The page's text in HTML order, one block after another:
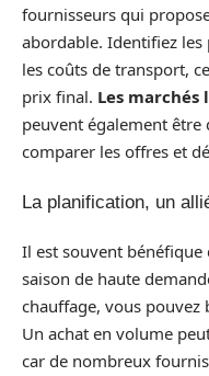
fournisseurs qui
abordable. Identifiez
les coûts de transport,
prix final. Les marchés
peuvent également être
comparer les offres et
La planification, un
Il est souvent bénéfique
saison de haute
chauffage, vous pouvez
Un achat en volume
car de nombreux